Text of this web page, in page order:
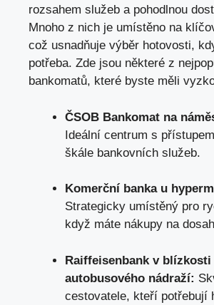
⁣rozsahem služeb a pohodlnou
Mnoho z nich je umístěno na
což usnadňuje ⁢výběr hotovosti,
potřeba. Zde ‌jsou ⁣některé⁢ z
bankomatů, které ⁣byste⁢ měli
ČSOB Bankomat⁤ na
Ideální centrum s
škále ⁤bankovních služeb.
Komerční‍ banka‍ u​
Strategicky umístěný pro
když máte ‍nákupy ⁢na
Raiffeisenbank v blízkosti‌
autobusového nádraží:
‌cestovatele, kteří ​potřebují